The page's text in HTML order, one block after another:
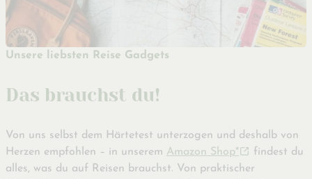
Unsere liebsten Reise Gadgets
Das brauchst du!
Von uns selbst dem Härtetest unterzogen und deshalb von
Herzen empfohlen – in unserem Amazon Shop*
findest du
alles, was du auf Reisen brauchst. Von praktischer